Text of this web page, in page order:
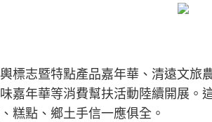
標志暨特點產品嘉年華、清遠文
嘉年華等消費幫扶活動陸續開展。
糕點、鄉土手信一應俱全。